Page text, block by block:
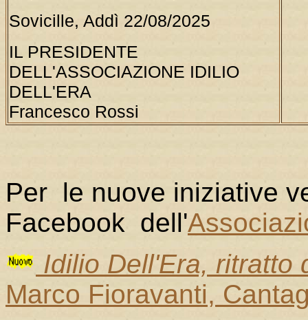
Sovicille, Addì 22/08/2025
IL PRESIDENTE
DELL'ASSOCIAZIONE IDILIO
DELL'ERA
Francesco Rossi
Per le nuove iniziative
Facebook dell'
Idilio Dell'Era,
Marco Fioravanti,